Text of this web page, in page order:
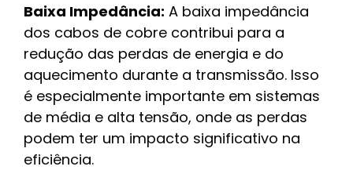
Baixa Impedância: A baixa impedância
dos cabos de cobre contribui para a
redução das perdas de energia e do
aquecimento durante a transmissão. Isso
é especialmente importante em sistemas
de média e alta tensão, onde as perdas
podem ter um impacto significativo na
eficiência.